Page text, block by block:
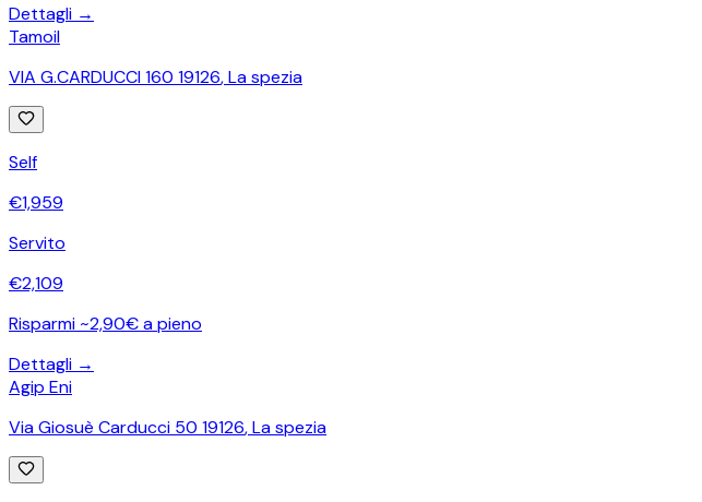
Dettagli →
Tamoil
VIA G.CARDUCCI 160 19126,La spezia
Self
€1,959
Servito
€2,109
Risparmi ~2,90€ a pieno
Dettagli →
Agip Eni
Via Giosuè Carducci 50 19126,La spezia